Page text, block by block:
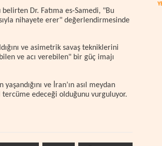
Dr. Fatıma es-Samedi, "Bu
nihayete erer" değerlendirmesinde
ve asimetrik savaş tekniklerini
ve acı verebilen" bir güç imajı
ve İran’ın asıl meydan
edeceği olduğunu vurguluyor.